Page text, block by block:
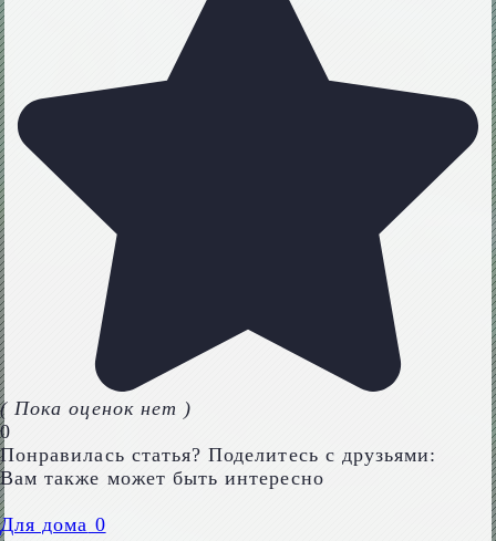
( Пока оценок нет )
0
Понравилась статья? Поделитесь с друзьями:
Вам также может быть интересно
Для дома 0